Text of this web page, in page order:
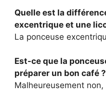
Quelle est la
excentrique et une
La ponceuse
Est-ce que la
préparer un bon café ?
Malheureusement